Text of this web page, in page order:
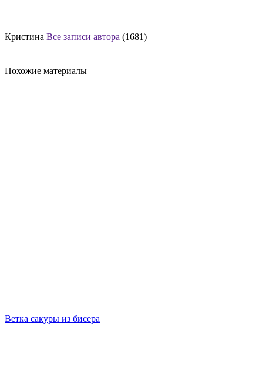
Кристина Все записи автора (1681)
Похожие материалы
Ветка сакуры из бисера